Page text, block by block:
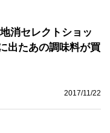
消セレクトショッ
出たあの調味料が買
2017/11/22